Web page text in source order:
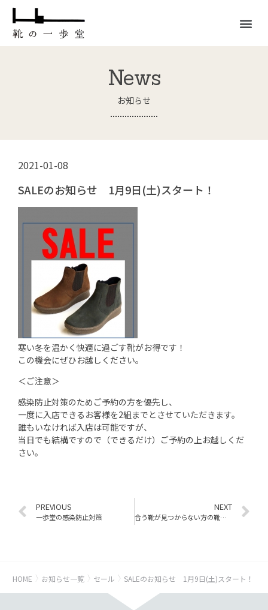
News
お知らせ
2021-01-08
SALEのお知らせ 1月9日(土)スタート！
寒い冬を温かく快適に過ごす靴がお得です！
この機会にぜひお越しください。
＜ご注意＞
感染防止対策のためご予約の方を優先し、
一度に入店できるお客様を2組までとさせていただきます。
誰もいなければ入店は可能ですが、
当日でも結構ですので（できるだけ）ご予約の上お越しくだ
さい。
PREVIOUS
一歩堂の感染防止対策
NEXT
合う靴が見つからない方の靴選び 1万件以上の足を見てきたシューフィッターからのアドバイス。
HOME お知らせ一覧 セール SALEのお知らせ 1月9日(土)スタート！